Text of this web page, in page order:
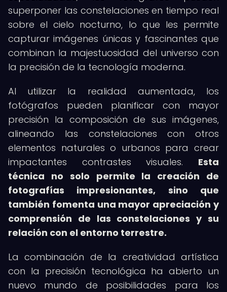
superponer las constelaciones en tiempo real
sobre el cielo nocturno, lo que les permite
capturar imágenes únicas y fascinantes que
combinan la majestuosidad del universo con
la precisión de la tecnología moderna.
Al utilizar la realidad aumentada, los
fotógrafos pueden planificar con mayor
precisión la composición de sus imágenes,
alineando las constelaciones con otros
elementos naturales o urbanos para crear
impactantes contrastes visuales. Esta
técnica no solo permite la creación de
fotografías impresionantes, sino que
también fomenta una mayor apreciación y
comprensión de las constelaciones y su
relación con el entorno terrestre.
La combinación de la creatividad artística
con la precisión tecnológica ha abierto un
nuevo mundo de posibilidades para los